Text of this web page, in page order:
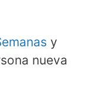
y
nueva